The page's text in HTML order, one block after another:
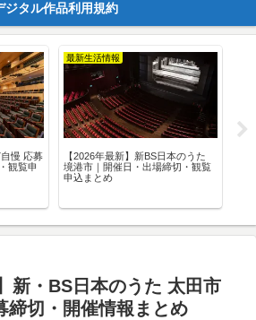
ジタル作品利用規約
自慢 応募
観覧申
最新生活情報
【2026年最新】新BS日本のうた
境港市｜開催日・出場締切・観覧
申込まとめ
新・BS日本のうた 太田市
締切・開催情報まとめ